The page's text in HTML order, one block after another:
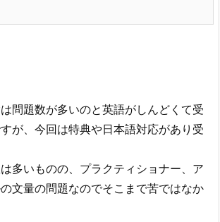
問題数が多いのと英語がしんどくて受
が、今回は特典や日本語対応があり受
多いものの、プラクティショナー、ア
文量の問題なのでそこまで苦ではなか